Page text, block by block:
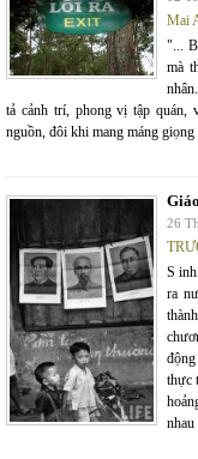
Mai
"... B
mà
tả cảnh trí, phong vị tập quán,
nguồn, đôi khi mang máng
26
S
ra
thực
nhau